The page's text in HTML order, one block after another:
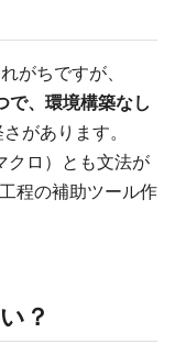
がちですが、
で、環境構築なし
があります。
クロ）とも文法が
程の補助ツール作
？